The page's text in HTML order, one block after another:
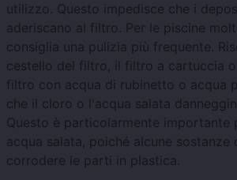
utilizzo. Questo impedisce che i
aderiscano al filtro. Per le piscine
consiglia una pulizia più frequente.
cestello del filtro, il filtro a cartuccia
filtro con acqua di rubinetto o acqua
che il cloro o l'acqua salata
Questo è particolarmente importante
acqua salata, poiché alcune sostanze
corrodere le parti in plastica.